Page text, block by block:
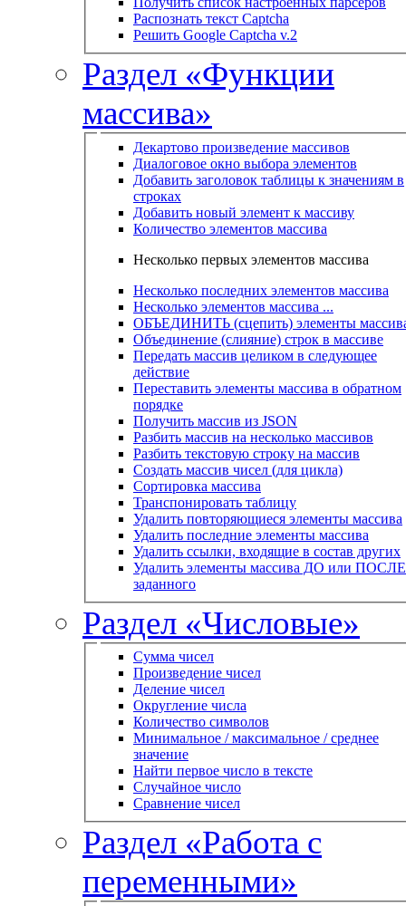
Распознать текст Captcha
Решить Google Captcha v.2
Раздел «Функции
массива»
Декартово произведение массивов
Диалоговое окно выбора элементов
Добавить заголовок таблицы к значениям в
строках
Добавить новый элемент к массиву
Количество элементов массива
Несколько первых элементов массива
Несколько последних элементов массива
Несколько элементов массива ...
ОБЪЕДИНИТЬ (сцепить) элементы
Объединение (слияние) строк в массиве
Передать массив целиком в следующее
действие
Переставить элементы массива в обратном
порядке
Получить массив из JSON
Разбить массив на несколько массивов
Разбить текстовую строку на массив
Создать массив чисел (для цикла)
Сортировка массива
Транспонировать таблицу
Удалить повторяющиеся элементы массива
Удалить последние элементы массива
Удалить ссылки, входящие в состав других
Удалить элементы массива ДО или ПОСЛЕ
заданного
Раздел «Числовые»
Сумма чисел
Произведение чисел
Деление чисел
Округление числа
Количество символов
Минимальное / максимальное / среднее
значение
Найти первое число в тексте
Случайное число
Сравнение чисел
Раздел «Работа с
переменными»